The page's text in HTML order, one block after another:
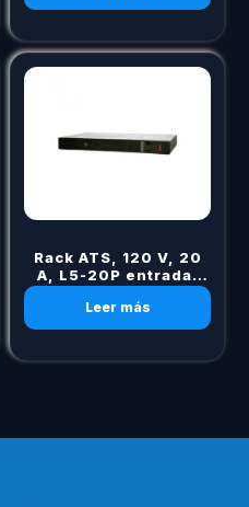
Rack ATS, 120 V, 20
A, L5-20P entrada,
(10) 5-20R salida
Leer más